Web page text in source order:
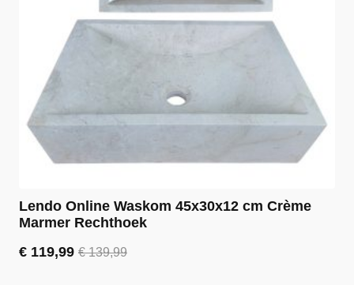
Lendo Online Waskom 45x30x12 cm Crème
Marmer Rechthoek
€139,99
Oorspronkelijke
€ 119,99
Huidige